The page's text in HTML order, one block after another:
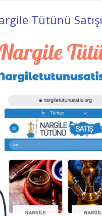
Tütünü Satışı